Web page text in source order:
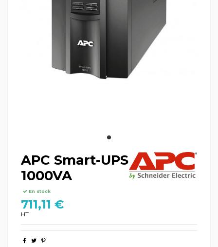
APC Smart-UPS
1000VA
En stock
711,11 €
HT